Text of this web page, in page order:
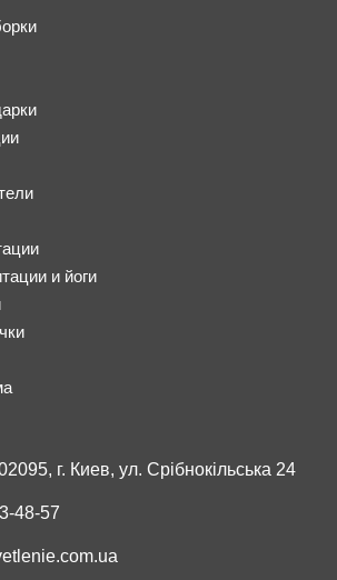
и йоги
г. Киев, ул. Срібнокільська 24
48-57